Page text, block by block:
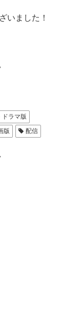
いました！
ドラマ版
版 配信